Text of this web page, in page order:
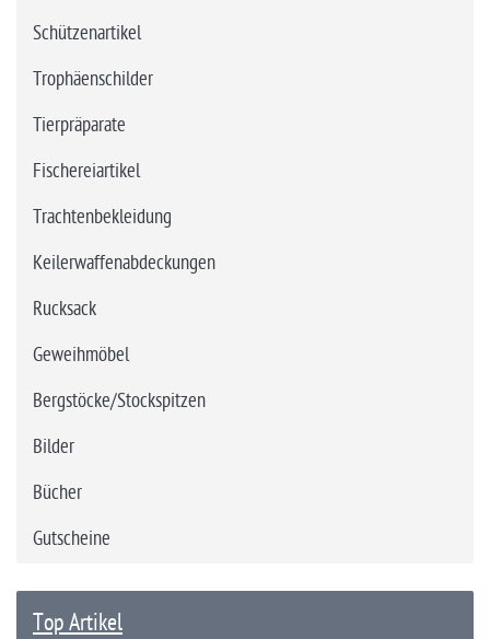
Schützenartikel
Trophäenschilder
Tierpräparate
Fischereiartikel
Trachtenbekleidung
Keilerwaffenabdeckungen
Rucksack
Geweihmöbel
Bergstöcke/Stockspitzen
Bilder
Bücher
Gutscheine
Top Artikel